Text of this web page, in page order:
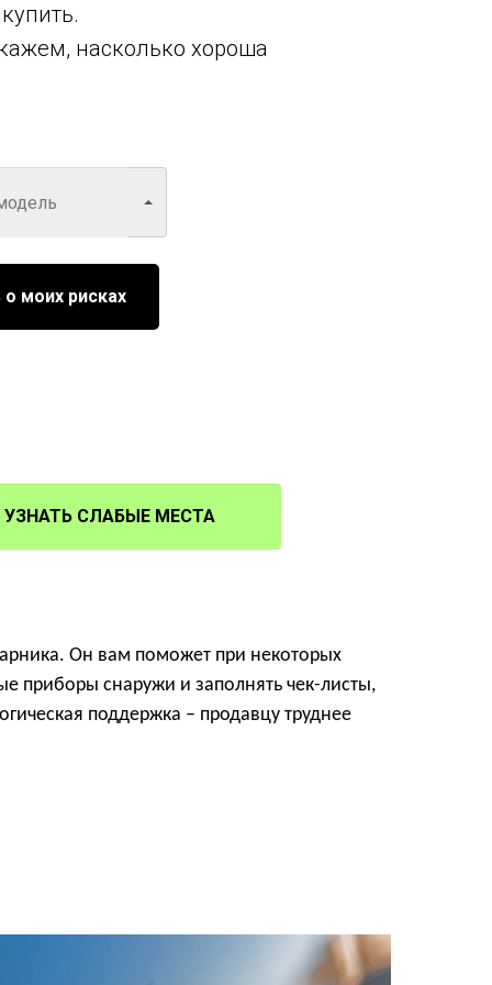
насколько хороша
о моих рисках
УЗНАТЬ СЛАБЫЕ МЕСТА
Он вам поможет при некоторых
приборы снаружи и заполнять чек-листы,
поддержка – продавцу труднее